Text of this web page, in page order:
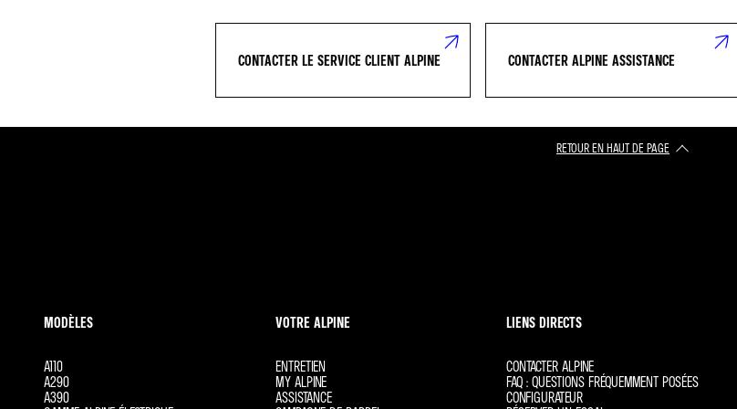
CONTACTER LE SERVICE CLIENT ALPINE CONTACTER ALPINE ASSISTANCE
RETOUR EN HAUT DE PAGE
MODÈLES
A110
A290
A390
VOTRE ALPINE
ENTRETIEN
MY ALPINE
ASSISTANCE
LIENS DIRECTS
CONTACTER ALPINE
FAQ : QUESTIONS FRÉQUEMMENT POSÉES
CONFIGURATEUR